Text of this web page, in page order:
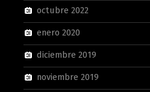
octubre 2022
enero 2020
diciembre 2019
noviembre 2019